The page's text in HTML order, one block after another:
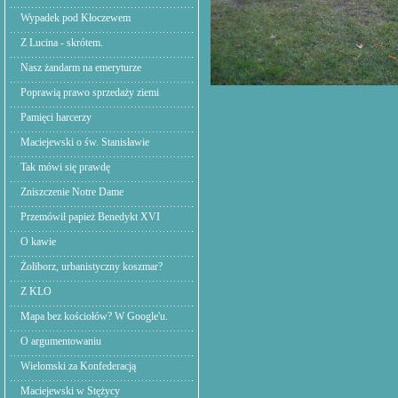
Wypadek pod Kłoczewem
Z Lucina - skrótem.
Nasz żandarm na emeryturze
Poprawią prawo sprzedaży ziemi
Pamięci harcerzy
Maciejewski o św. Stanisławie
Tak mówi się prawdę
Zniszczenie Notre Dame
Przemówił papież Benedykt XVI
O kawie
Żoliborz, urbanistyczny koszmar?
Z KLO
Mapa bez kościołów? W Google'u.
O argumentowaniu
Wielomski za Konfederacją
Maciejewski w Stężycy